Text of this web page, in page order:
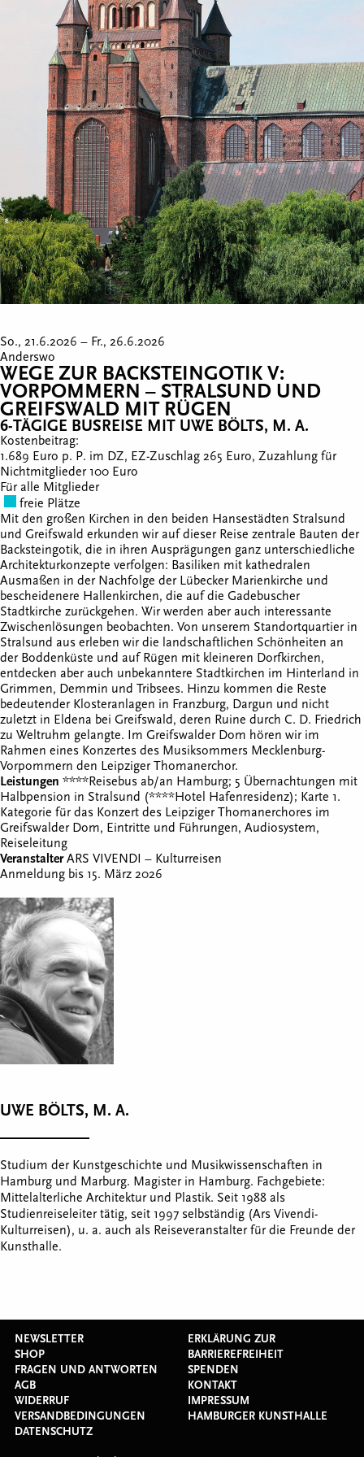
So., 21.6.2026 – Fr., 26.6.2026
Anderswo
WEGE ZUR BACKSTEINGOTIK V:
VORPOMMERN – STRALSUND UND
GREIFSWALD MIT RÜGEN
6-TÄGIGE BUSREISE MIT UWE BÖLTS, M. A.
Kostenbeitrag:
1.689 Euro p. P. im DZ, EZ-Zuschlag 265 Euro, Zuzahlung für
Nichtmitglieder 100 Euro
Für alle Mitglieder
freie Plätze
Mit den großen Kirchen in den beiden Hansestädten Stralsund
und Greifswald erkunden wir auf dieser Reise zentrale Bauten der
Backsteingotik, die in ihren Ausprägungen ganz unterschiedliche
Architekturkonzepte verfolgen: Basiliken mit kathedralen
Ausmaßen in der Nachfolge der Lübecker Marienkirche und
bescheidenere Hallenkirchen, die auf die Gadebuscher
Stadtkirche zurückgehen. Wir werden aber auch interessante
Zwischenlösungen beobachten. Von unserem Standortquartier in
Stralsund aus erleben wir die landschaftlichen Schönheiten an
der Boddenküste und auf Rügen mit kleineren Dorfkirchen,
entdecken aber auch unbekanntere Stadtkirchen im Hinterland in
Grimmen, Demmin und Tribsees. Hinzu kommen die Reste
bedeutender Klosteranlagen in Franzburg, Dargun und nicht
zuletzt in Eldena bei Greifswald, deren Ruine durch C. D. Friedrich
zu Weltruhm gelangte. Im Greifswalder Dom hören wir im
Rahmen eines Konzertes des Musiksommers Mecklenburg-
Vorpommern den Leipziger Thomanerchor.
Leistungen ****Reisebus ab/an Hamburg; 5 Übernachtungen mit
Halbpension in Stralsund (****Hotel Hafenresidenz); Karte 1.
Kategorie für das Konzert des Leipziger Thomanerchores im
Greifswalder Dom, Eintritte und Führungen, Audiosystem,
Reiseleitung
VeranstalterARS VIVENDI – Kulturreisen
Anmeldung bis 15. März 2026
UWE BÖLTS, M. A.
Studium der Kunstgeschichte und Musikwissenschaften in
Hamburg und Marburg. Magister in Hamburg. Fachgebiete:
Mittelalterliche Architektur und Plastik. Seit 1988 als
Studienreiseleiter tätig, seit 1997 selbständig (Ars Vivendi-
Kulturreisen), u. a. auch als Reiseveranstalter für die Freunde der
Kunsthalle.
NEWSLETTER
SHOP
FRAGEN UND ANTWORTEN
AGB
WIDERRUF
VERSANDBEDINGUNGEN
DATENSCHUTZ
ERKLÄRUNG ZUR
BARRIEREFREIHEIT
SPENDEN
KONTAKT
IMPRESSUM
HAMBURGER KUNSTHALLE